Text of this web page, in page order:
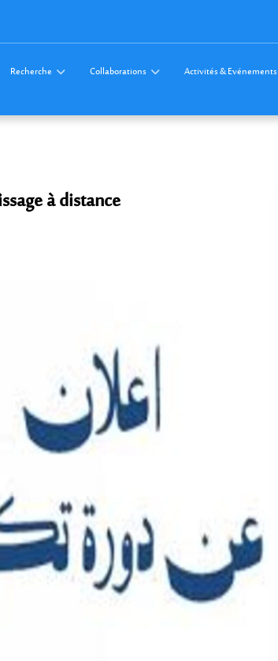
Recherche Collaborations Activités & Evénements
à distance